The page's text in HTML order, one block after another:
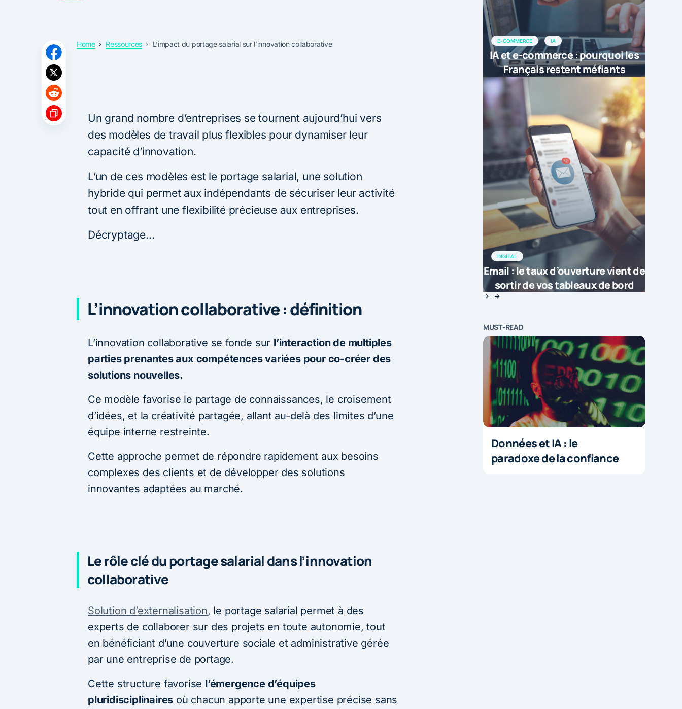
Home Ressources L’impact du portage salarial sur l’innovation collaborative
Un grand nombre d’entreprises se tournent aujourd’hui vers
des modèles de travail plus flexibles pour dynamiser leur
capacité d’innovation.
L’un de ces modèles est le portage salarial, une solution
hybride qui permet aux indépendants de sécuriser leur activité
tout en offrant une flexibilité précieuse aux entreprises.
Décryptage…
L’innovation collaborative : définition
L’innovation collaborative se fonde sur l’interaction de multiples
parties prenantes aux compétences variées pour co-créer des
solutions nouvelles.
Ce modèle favorise le partage de connaissances, le croisement
d’idées, et la créativité partagée, allant au-delà des limites d’une
équipe interne restreinte.
Cette approche permet de répondre rapidement aux besoins
complexes des clients et de développer des solutions
innovantes adaptées au marché.
Le rôle clé du portage salarial dans l’innovation
collaborative
Solution d’externalisation, le portage salarial permet à des
experts de collaborer sur des projets en toute autonomie, tout
en bénéficiant d’une couverture sociale et administrative gérée
par une entreprise de portage.
Cette structure favorise l’émergence d’équipes
pluridisciplinaires où chacun apporte une expertise précise sans
E-COMMERCE IA
IA et e-commerce : pourquoi les
Français restent méfiants
DIGITAL
Email : le taux d’ouverture vient de
sortir de vos tableaux de bord
MUST-READ
Données et IA : le
paradoxe de la confiance